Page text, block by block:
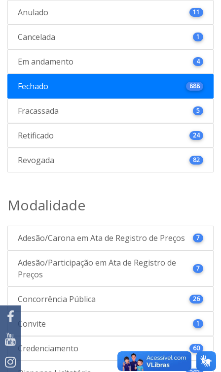
Anulado 11
Cancelada 1
Em andamento 4
Fechado 888
Fracassada 5
Retificado 24
Revogada 82
Modalidade
Adesão/Carona em Ata de Registro de Preços 7
Adesão/Participação em Ata de Registro de
Preços
7
Concorrência Pública 26
Convite 1
Credenciamento 60